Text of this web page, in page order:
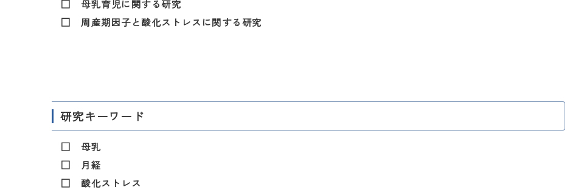
□ 母乳育児に関する研究
□ 周産期因子と酸化ストレスに関する研究
研究キーワード
□ 母乳
□ 月経
□ 酸化ストレス